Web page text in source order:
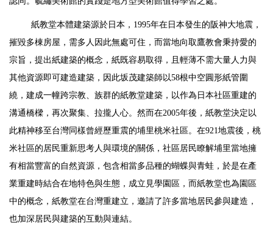
紙教堂本體建築源於日本，1995年在日本發生的阪神大地震，
摧毀多棟房屋，需多人因此無處可住，而當地向取鷹教會秉持愛的
宗旨，提出紙建築的概念，紙既容易取得，且輕薄不需大量人力與
其他資源即可建造建築，因此坂茂建築師以58根中空圓形紙管圍
繞，建成一幢跨宗教、族群的紙教堂建築，以作為日本社區重建的
溝通橋樑，再次聚集、拉攏人心。然而在2005年後，紙教堂決定以
此精神移至台灣同樣曾經歷重震的埔里桃米社區。在921地震後，桃
米社區的居民重新思考人與環境的關係，社區居民瞭解埔里當地擁
有相當豐富的自然資源，包含相當多品種的蝴蝶與青蛙，於是在產
業重建時結合在地特色與生態，成立見學園區，而紙教堂也為園區
中的概念，紙教堂在台灣重建立，邀請了許多當地居民參與建造，
也加深居民與建築的互動與連結。